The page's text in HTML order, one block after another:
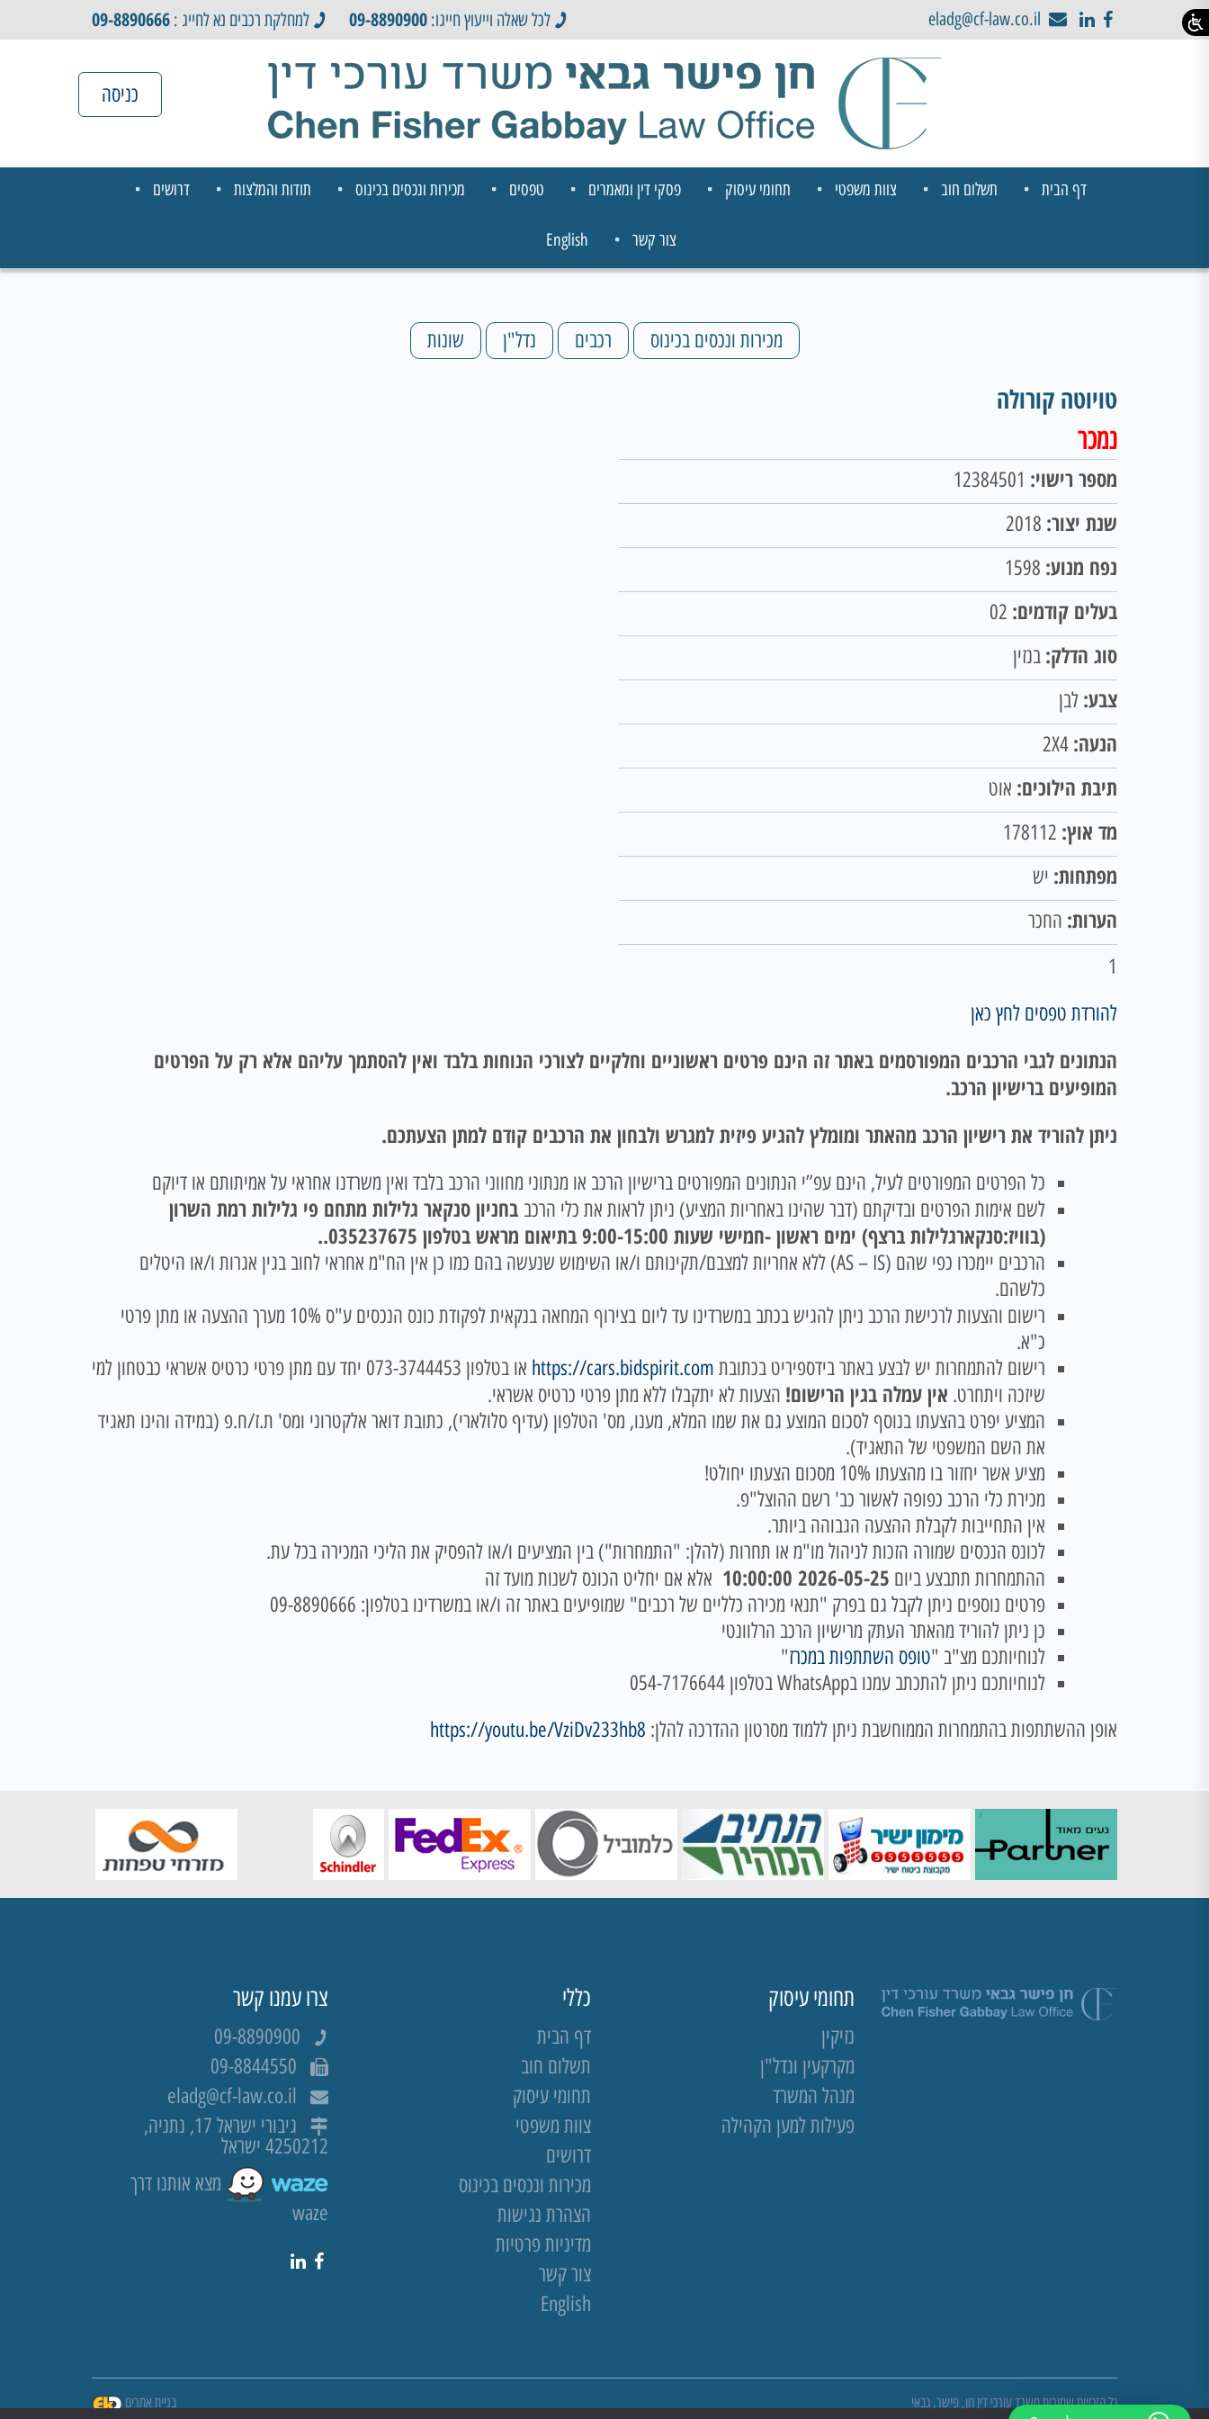
eladg@cf-law.co.il לכל שאלה וייעוץ חייגו: 09-8890900 למחלקת רכבים נא לחייג : 09-8890666
כניסה
דף הבית תשלום חוב צוות משפטי תחומי עיסוק פסקי דין ומאמרים טפסים מכירות ונכסים בכינוס תודות והמלצות דרושים
צור קשר English
מכירות ונכסים בכינוס רכבים נדל"ן שונות
טויוטה קורולה
נמכר
מספר רישוי:
שנת יצור:
נפח מנוע:
בעלים קודמים:
סוג הדלק: בנזין
צבע: לבן
הנעה:
תיבת הילוכים: אוט
מד אוץ:
מפתחות: יש
הערות: החכר
1
להורדת טפסים לחץ כאן
הנתונים לגבי הרכבים המפורסמים באתר זה הינם פרטים ראשוניים וחלקיים לצורכי הנוחות בלבד ואין להסתמך עליהם אלא רק על הפרטים
המופיעים ברישיון הרכב.
ניתן להוריד את רישיון הרכב מהאתר ומומלץ להגיע פיזית למגרש ולבחון את הרכבים קודם למתן הצעתכם.
כל הפרטים המפורטים לעיל, הינם עפ”י הנתונים המפורטים ברישיון הרכב או מנתוני מחווני הרכב בלבד ואין משרדנו אחראי על אמיתותם או דיוקם
לשם אימות הפרטים ובדיקתם (דבר שהינו באחריות המציע) ניתן לראות את כלי הרכב בחניון סנקאר גלילות מתחם פי גלילות רמת השרון
(בוויז:סנקארגלילות ברצף) ימים ראשון -חמישי שעות 9:00-15:00 בתיאום מראש בטלפון 035237675.
.
הרכבים יימכרו כפי שהם (AS – IS) ללא אחריות למצבם/תקינותם ו/או השימוש שנעשה בהם כמו כן אין הח"מ אחראי לחוב בגין אגרות ו/או היטלים
כלשהם.
רישום והצעות לרכישת הרכב ניתן להגיש בכתב במשרדינו עד ליום
בצירוף המחאה בנקאית לפקודת כונס הנכסים ע"ס 10% מערך ההצעה או מתן פרטי
כ"א.
רישום להתמחרות יש לבצע באתר בידספיריט בכתובת https://cars.bidspirit.com
או בטלפון 073-3744453 יחד עם מתן פרטי כרטיס אשראי כבטחון למי
שיזכה ויתחרט. אין עמלה בגין הרישום! הצעות לא יתקבלו ללא מתן פרטי כרטיס אשראי.
המציע יפרט בהצעתו בנוסף לסכום המוצע גם את שמו המלא, מענו, מס' הטלפון (עדיף סלולארי), כתובת דואר אלקטרוני ומס' ת.ז/ח.פ (במידה והינו תאגיד
את השם המשפטי של התאגיד).
מציע אשר יחזור בו מהצעתו 10% מסכום הצעתו יחולט!
מכירת כלי הרכב כפופה לאשור כב' רשם ההוצל"פ.
אין התחייבות לקבלת ההצעה הגבוהה ביותר.
לכונס הנכסים שמורה הזכות לניהול מו"מ או תחרות (להלן: "התמחרות") בין המציעים ו/או להפסיק את הליכי המכירה בכל עת.
ההתמחרות תתבצע ביום 2026-05-25 10:00:00
אלא אם יחליט הכונס לשנות מועד זה
פרטים נוספים ניתן לקבל גם בפרק "תנאי מכירה כלליים של רכבים" שמופיעים באתר זה ו/או במשרדינו בטלפון: 09-8890666
כן ניתן להוריד מהאתר העתק מרישיון הרכב הרלוונטי
לנוחיותכם מצ"ב "טופס השתתפות במכרז"
לנוחיותכם ניתן להתכתב עמנו בWhatsApp בטלפון 054-7176644
אופן ההשתתפות בהתמחרות הממוחשבת ניתן ללמוד מסרטון ההדרכה להלן: https://youtu.be/VziDv233hb8
תחומי עיסוק
נזיקין
מקרקעין ונדל"ן
מנהל המשרד
פעילות למען הקהילה
כללי
דף הבית
תשלום חוב
תחומי עיסוק
צוות משפטי
דרושים
מכירות ונכסים בכינוס
הצהרת נגישות
מדיניות פרטיות
צור קשר
English
צרו עמנו קשר
09-8890900
09-8844550
eladg@cf-law.co.il
גיבורי ישראל 17, נתניה,
4250212 ישראל
מצא אותנו דרך
waze
כל הזכויות שמורות משרד עורכי דין חן, פישר, גבאי בניית אתרים